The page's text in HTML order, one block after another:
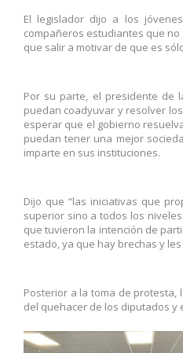
El legislador dijo a los
compañeros estudiantes que
que salir a motivar de que es
Por su parte, el presidente de
puedan coadyuvar y resolver
esperar que el gobierno
puedan tener una mejor
imparte en sus instituciones.
Dijo que “las iniciativas que
superior sino a todos los
que tuvieron la intención de
estado, ya que hay brechas y
Posterior a la toma de protesta,
del quehacer de los diputados